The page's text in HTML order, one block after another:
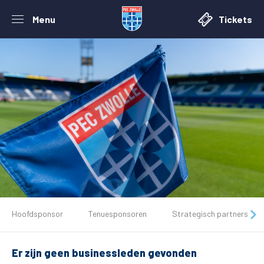
Menu Tickets
Tickets
Matchdays
Hoofdsponsor Tenuesponsoren Strategisch partners
Er zijn geen businessleden gevonden